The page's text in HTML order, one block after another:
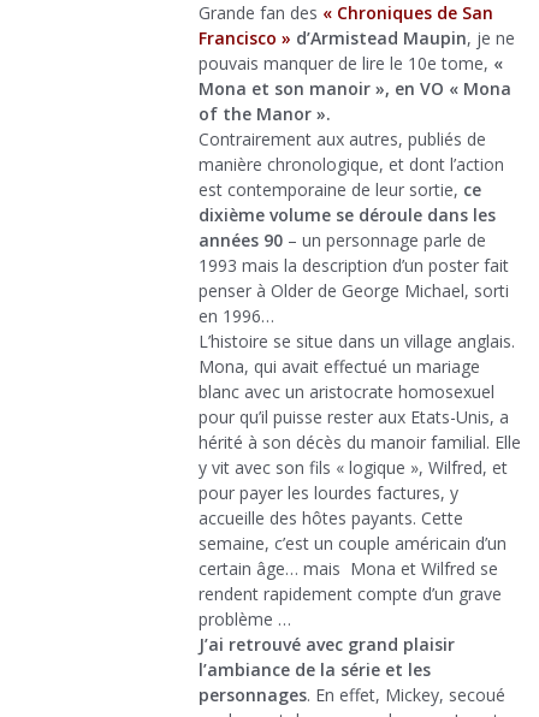
Grande fan des « Chroniques de San
Francisco » d’Armistead Maupin, je ne
pouvais manquer de lire le 10e tome, «
Mona et son manoir », en VO « Mona
of the Manor ».
Contrairement aux autres, publiés de
manière chronologique, et dont l’action
est contemporaine de leur sortie, ce
dixième volume se déroule dans les
années 90 – un personnage parle de
1993 mais la description d’un poster fait
penser à Older de George Michael, sorti
en 1996…
L’histoire se situe dans un village anglais.
Mona, qui avait effectué un mariage
blanc avec un aristocrate homosexuel
pour qu’il puisse rester aux Etats-Unis, a
hérité à son décès du manoir familial. Elle
y vit avec son fils « logique », Wilfred, et
pour payer les lourdes factures, y
accueille des hôtes payants. Cette
semaine, c’est un couple américain d’un
certain âge… mais Mona et Wilfred se
rendent rapidement compte d’un grave
problème …
J’ai retrouvé avec grand plaisir
l’ambiance de la série et les
personnages. En effet, Mickey, secoué